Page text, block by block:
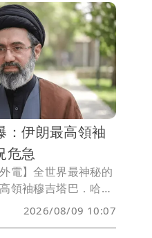
國論壇 8月底赴帛琉參加
治
幣451億元）的天價
國會也加入推動加密
議院多數黨領袖圖恩
採取行動，推動為
架的重大法案。一旦
國總統川普及加密貨
：伊朗最高領袖
危急
電】全世界最神秘的
領袖穆吉塔巴．哈米
）自上位以來，
朗外交部長阿拉奇
2026/08/09 10:07